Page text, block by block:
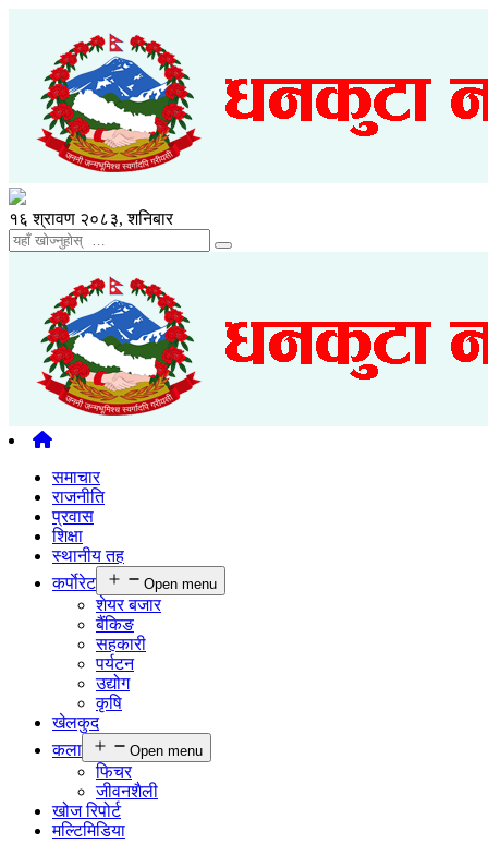
१६ श्रावण २०८३, शनिबार
समाचार
राजनीति
प्रवास
शिक्षा
स्थानीय तह
कर्पाेरेट
Open menu
शेयर बजार
बैंकिङ
सहकारी
पर्यटन
उद्योग
कृषि
खेलकुद
कला
Open menu
फिचर
जीवनशैली
खोज रिपोर्ट
मल्टिमिडिया